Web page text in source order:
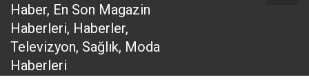
Haber, En Son
Haber, En Son Magazin
Haberleri, Haberler,
Televizyon, Sağlık, Moda
Haberleri